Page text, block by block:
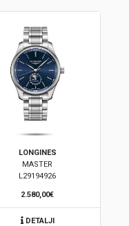
LONGINES
MASTER
L29194926
2.580,00€
DETALJI